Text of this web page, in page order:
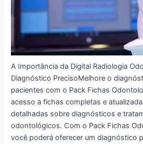
A Importância da Digital Radiologia
Diagnóstico PrecisoMelhore o
pacientes com o Pack Fichas
acesso a fichas completas e
detalhadas sobre diagnósticos e
odontológicos. Com o Pack Fichas
você poderá oferecer um diagnóstico